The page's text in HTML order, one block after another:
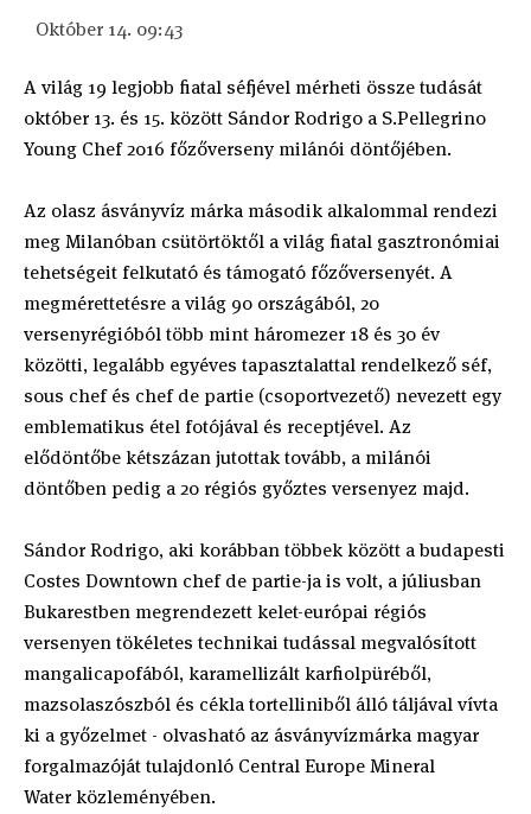
Október 14. 09:43
A világ 19 legjobb fiatal séfjével mérheti össze tudását
október 13. és 15. között Sándor Rodrigo a S.Pellegrino
Young Chef 2016 főzőverseny milánói döntőjében.
Az olasz ásványvíz márka második alkalommal rendezi
meg Milanóban csütörtöktől a világ fiatal gasztronómiai
tehetségeit felkutató és támogató főzőversenyét. A
megmérettetésre a világ 90 országából, 20
versenyrégióból több mint háromezer 18 és 30 év
közötti, legalább egyéves tapasztalattal rendelkező séf,
sous chef és chef de partie (csoportvezető) nevezett egy
emblematikus étel fotójával és receptjével. Az
elődöntőbe kétszázan jutottak tovább, a milánói
döntőben pedig a 20 régiós győztes versenyez majd.
Sándor Rodrigo, aki korábban többek között a budapesti
Costes Downtown chef de partie-ja is volt, a júliusban
Bukarestben megrendezett kelet-európai régiós
versenyen tökéletes technikai tudással megvalósított
mangalicapofából, karamellizált karfiolpüréből,
mazsolaszószból és cékla tortelliniből álló táljával vívta
ki a győzelmet - olvasható az ásványvízmárka magyar
forgalmazóját tulajdonló Central Europe Mineral
Water közleményében.